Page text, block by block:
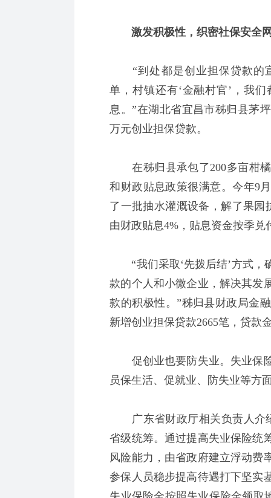
激发积极性，织密社保安全
“到处都是创业担保贷款的
单，村镇还有‘金融村官’，我
息。”在湖北省宜昌市秭归县茅
万元创业担保贷款。
在秭归县承包了200多亩柑橘
和财政贴息政策很满意。今年9
了一批抽水灌溉设备，解了果园
由财政贴息4%，贴息资金按季兑
“我们采取‘先拨后结’方式，
款的个人和小微企业，解决其发
款的积极性。”秭归县财政局金
新增创业担保贷款2665笔，贷款
促创业也要防失业。失业保险
员保生活、促就业、防失业等方
广东省财政厅相关负责人介
省级统筹。通过提高失业保险统
风险能力，由省政府建立浮动费
参保人员稳步提高待遇打下坚实